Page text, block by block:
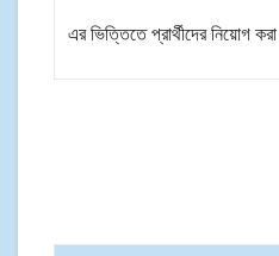
এর ভিত্তিতে প্রার্থীদের নিয়োগ